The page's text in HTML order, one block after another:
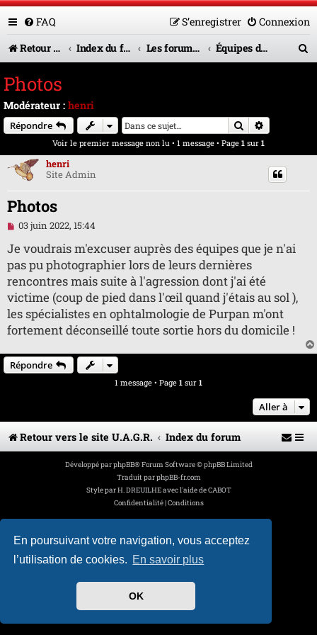
En poursuivant votre navigation, vous acceptez
l’utilisation de cookies. En savoir plus
OK
FAQ Connexion
S’enregistrer
Retour vers le site U.A.G.R.
Index du forum Les forums en service Équipes de jeunes
r
Photos
Modérateur : henri
Répondre Rechercher
Voir le premier message non lu • 1 message • Page 1 sur 1
henri
Site Admin
Photos
M
s
s
a
g
e
n
o
n
l
03 juin 2022, 15:44
Je voudrais m'excuser auprès des équipes que je n'ai
pas pu photographier lors de leurs dernières
rencontres mais suite à l'agression dont j'ai été
victime (coup de pied dans l'œil quand j'étais au sol ),
les spécialistes en ophtalmologie de Purpan m'ont
fortement déconseillé toute sortie hors du domicile !
Répondre
1 message • Page 1 sur 1
Aller à
Retour vers le site U.A.G.R. Index du forum
Développé parphpBB® Forum Software © phpBB Limited
Traduit parphpBB-fr.com
Style parH. DREUILHE avec l'aide de CABOT
Confidentialité|Conditions